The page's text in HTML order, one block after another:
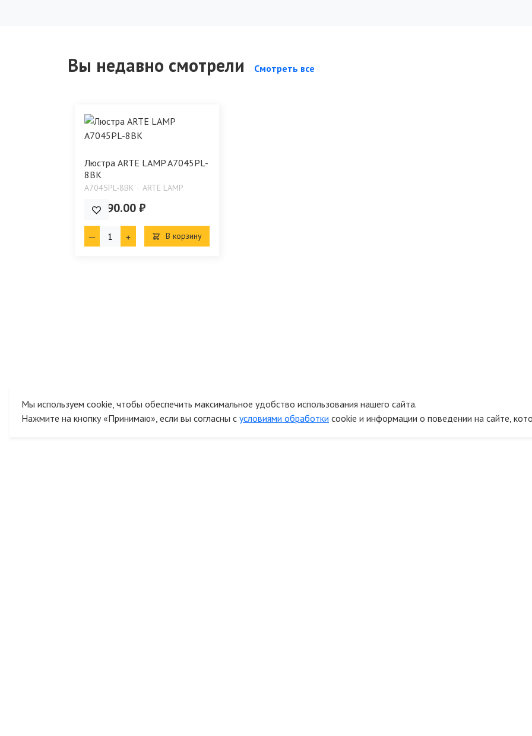
Вы недавно смотрели Смотреть все
Люстра ARTE LAMP A7045PL-
8BK
A7045PL-8BK ARTE LAMP
22 990.00 ₽
В корзину
Мы используем cookie, чтобы обеспечить максимальное удобство использования нашего сайта.
Нажмите на кнопку «Принимаю», если вы согласны с условиями обработки cookie и информации о поведении на сайте,